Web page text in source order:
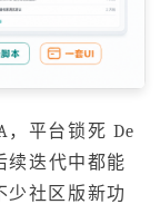
，平台锁死 De
续迭代中都能
少社区版新功